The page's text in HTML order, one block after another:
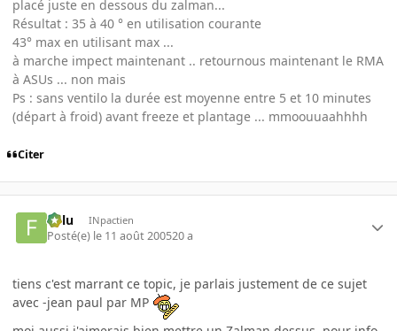
placé juste en dessous du zalman...
Résultat : 35 à 40 ° en utilisation courante
43° max en utilisant max ...
à marche impect maintenant .. retournous maintenant le RMA
à ASUs ... non mais
Ps : sans ventilo la durée est moyenne entre 5 et 10 minutes
(départ à froid) avant freeze et plantage ... mmoouuaahhhh
Citer
Fulu INpactien
Posté(e) le 11 août 200520 a
tiens c'est marrant ce topic, je parlais justement de ce sujet
avec -jean paul par MP